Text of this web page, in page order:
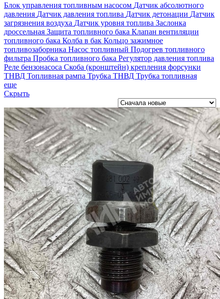
Блок управления топливным насосом Датчик абсолютного
давления Датчик давления топлива Датчик детонации Датчик
загрязнения воздуха Датчик уровня топлива Заслонка
дроссельная Защита топливного бака Клапан вентиляции
топливного бака Колба в бак Кольцо зажимное
топливозаборника Насос топливный Подогрев топливного
фильтра Пробка топливного бака Регулятор давления топлива
Реле бензонасоса Скоба (кронштейн) крепления форсунки
ТНВД Топливная рампа Трубка ТНВД Трубка топливная
еще
Скрыть